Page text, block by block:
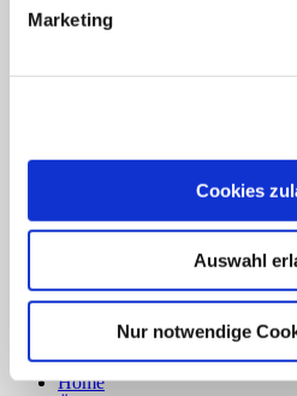
Marketing
Cookies
Auswahl
Nur notwendige
Copyright 2026 ©
Vertrag widerrufen
Home